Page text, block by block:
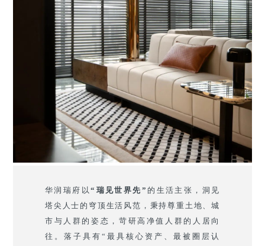
华润瑞府以“瑞见世界先” 的生活主张，洞见
塔尖人士的穹顶生活风范，秉持尊重土地、城
市与人群的姿态，苛研高净值人群的人居向
往。落子具有“最具核心资产、最被圈层认